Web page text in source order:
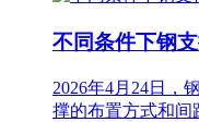
不同条件下钢
2026年4月24日，
撑的布置方式和间